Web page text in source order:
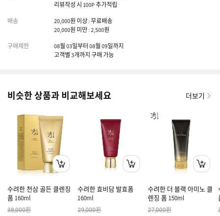
리뷰작성 시 100P 추가적립
배송
20,000원 이상 : 무료배송
20,000원 미만 : 2,500원
구매제한
08월 03일부터 08월 09일까지
고객별 3개까지 구매 가능
비슷한 상품과 비교해보세요 더보기
수려한 천삼 골든 클렌징
폼 160ml
38,000원
수려한 효비담 발효폼
160ml
29,000원
수려한 더 블랙 아미노 클
렌징 폼 150ml
27,000원